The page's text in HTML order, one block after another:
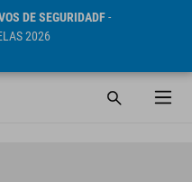
DE SEGURIDADF-
2026